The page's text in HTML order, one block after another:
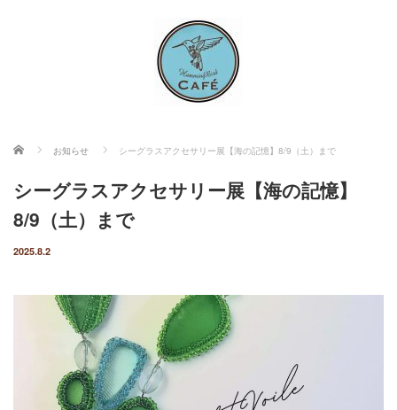
ホーム お知らせ シーグラスアクセサリー展【海の記憶】8/9（土）まで
シーグラスアクセサリー展【海の記憶】
8/9（土）まで
2025.8.2